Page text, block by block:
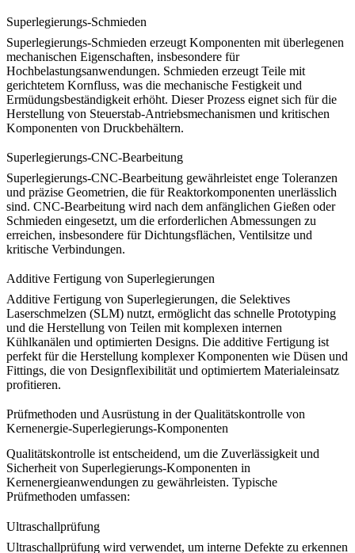
Superlegierungs-Schmieden
Superlegierungs-Schmieden erzeugt Komponenten mit überlegenen
mechanischen Eigenschaften, insbesondere für
Hochbelastungsanwendungen. Schmieden erzeugt Teile mit
gerichtetem Kornfluss, was die mechanische Festigkeit und
Ermüdungsbeständigkeit erhöht. Dieser Prozess eignet sich für die
Herstellung von Steuerstab-Antriebsmechanismen und kritischen
Komponenten von Druckbehältern.
Superlegierungs-CNC-Bearbeitung
Superlegierungs-CNC-Bearbeitung gewährleistet enge Toleranzen
und präzise Geometrien, die für Reaktorkomponenten unerlässlich
sind. CNC-Bearbeitung wird nach dem anfänglichen Gießen oder
Schmieden eingesetzt, um die erforderlichen Abmessungen zu
erreichen, insbesondere für Dichtungsflächen, Ventilsitze und
kritische Verbindungen.
Additive Fertigung von Superlegierungen
Additive Fertigung von Superlegierungen, die Selektives
Laserschmelzen (SLM) nutzt, ermöglicht das schnelle Prototyping
und die Herstellung von Teilen mit komplexen internen
Kühlkanälen und optimierten Designs. Die additive Fertigung ist
perfekt für die Herstellung komplexer Komponenten wie Düsen und
Fittings, die von Designflexibilität und optimiertem Materialeinsatz
profitieren.
Prüfmethoden und Ausrüstung in der Qualitätskontrolle von
Kernenergie-Superlegierungs-Komponenten
Qualitätskontrolle ist entscheidend, um die Zuverlässigkeit und
Sicherheit von Superlegierungs-Komponenten in
Kernenergieanwendungen zu gewährleisten. Typische
Prüfmethoden umfassen:
Ultraschallprüfung
Ultraschallprüfung wird verwendet, um interne Defekte zu erkennen